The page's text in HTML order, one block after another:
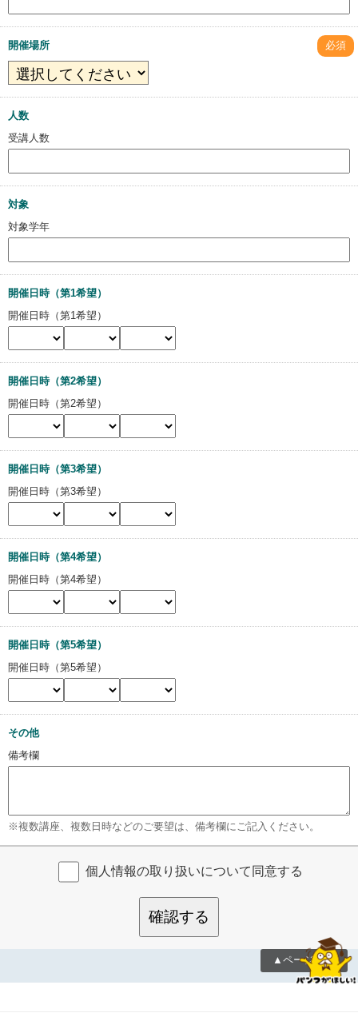
開催場所 必須
人数
受講人数
対象
対象学年
開催日時（第1希望）
開催日時（第1希望）
開催日時（第2希望）
開催日時（第2希望）
開催日時（第3希望）
開催日時（第3希望）
開催日時（第4希望）
開催日時（第4希望）
開催日時（第5希望）
開催日時（第5希望）
その他
備考欄
※複数講座、複数日時などのご要望は、備考欄にご記入ください。
個人情報の取り扱いについて同意する
確認する
▲ページTOP